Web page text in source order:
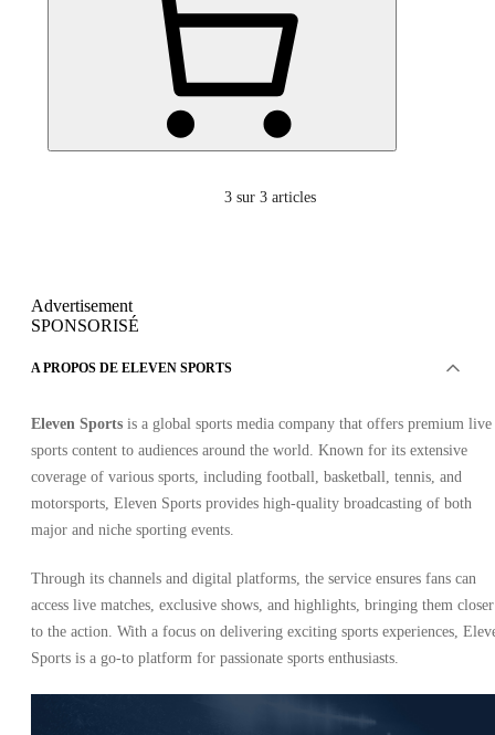
3 sur 3 articles
Advertisement
SPONSORISÉ
A PROPOS DE ELEVEN SPORTS
Eleven Sports is a global sports media company that offers premium live
sports content to audiences around the world. Known for its extensive
coverage of various sports, including football, basketball, tennis, and
motorsports, Eleven Sports provides high-quality broadcasting of both
major and niche sporting events.
Through its channels and digital platforms, the service ensures fans can
access live matches, exclusive shows, and highlights, bringing them closer
to the action. With a focus on delivering exciting sports experiences,
Sports is a go-to platform for passionate sports enthusiasts.